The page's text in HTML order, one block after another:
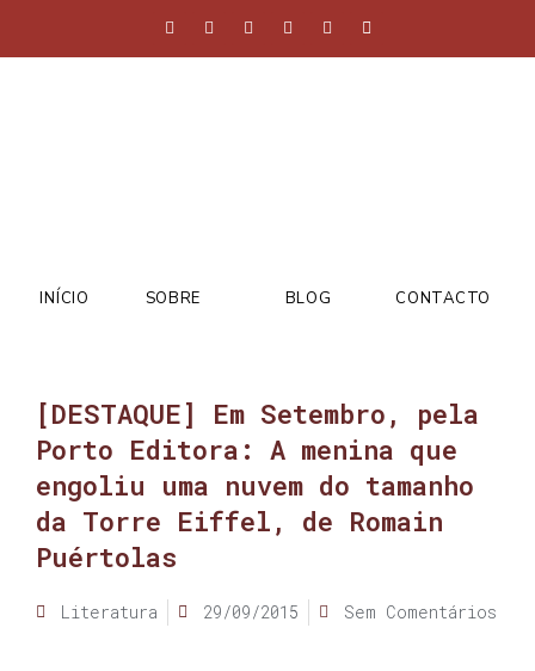
INÍCIO SOBRE BLOG CONTACTO
[DESTAQUE] Em Setembro, pela
Porto Editora: A menina que
engoliu uma nuvem do tamanho
da Torre Eiffel, de Romain
Puértolas
Literatura 29/09/2015 Sem Comentários